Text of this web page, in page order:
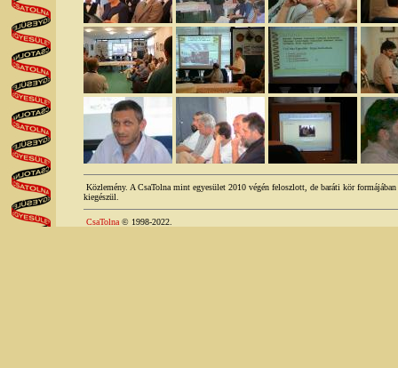
Közlemény. A CsaTolna mint egyesület 2010 végén feloszlott, de baráti kör
kiegészül.
CsaTolna © 1998-2022.